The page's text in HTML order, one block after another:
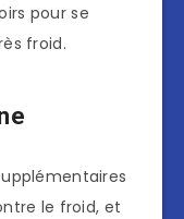
pour se
froid.
le froid, et